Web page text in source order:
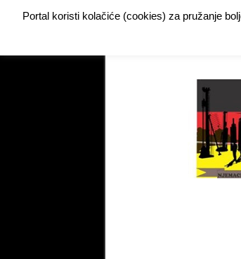
Portal koristi kolačiće (cookies) za pružanje